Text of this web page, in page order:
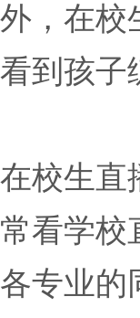
外，在校
看到孩子
在校生直
常看学校
各专业的